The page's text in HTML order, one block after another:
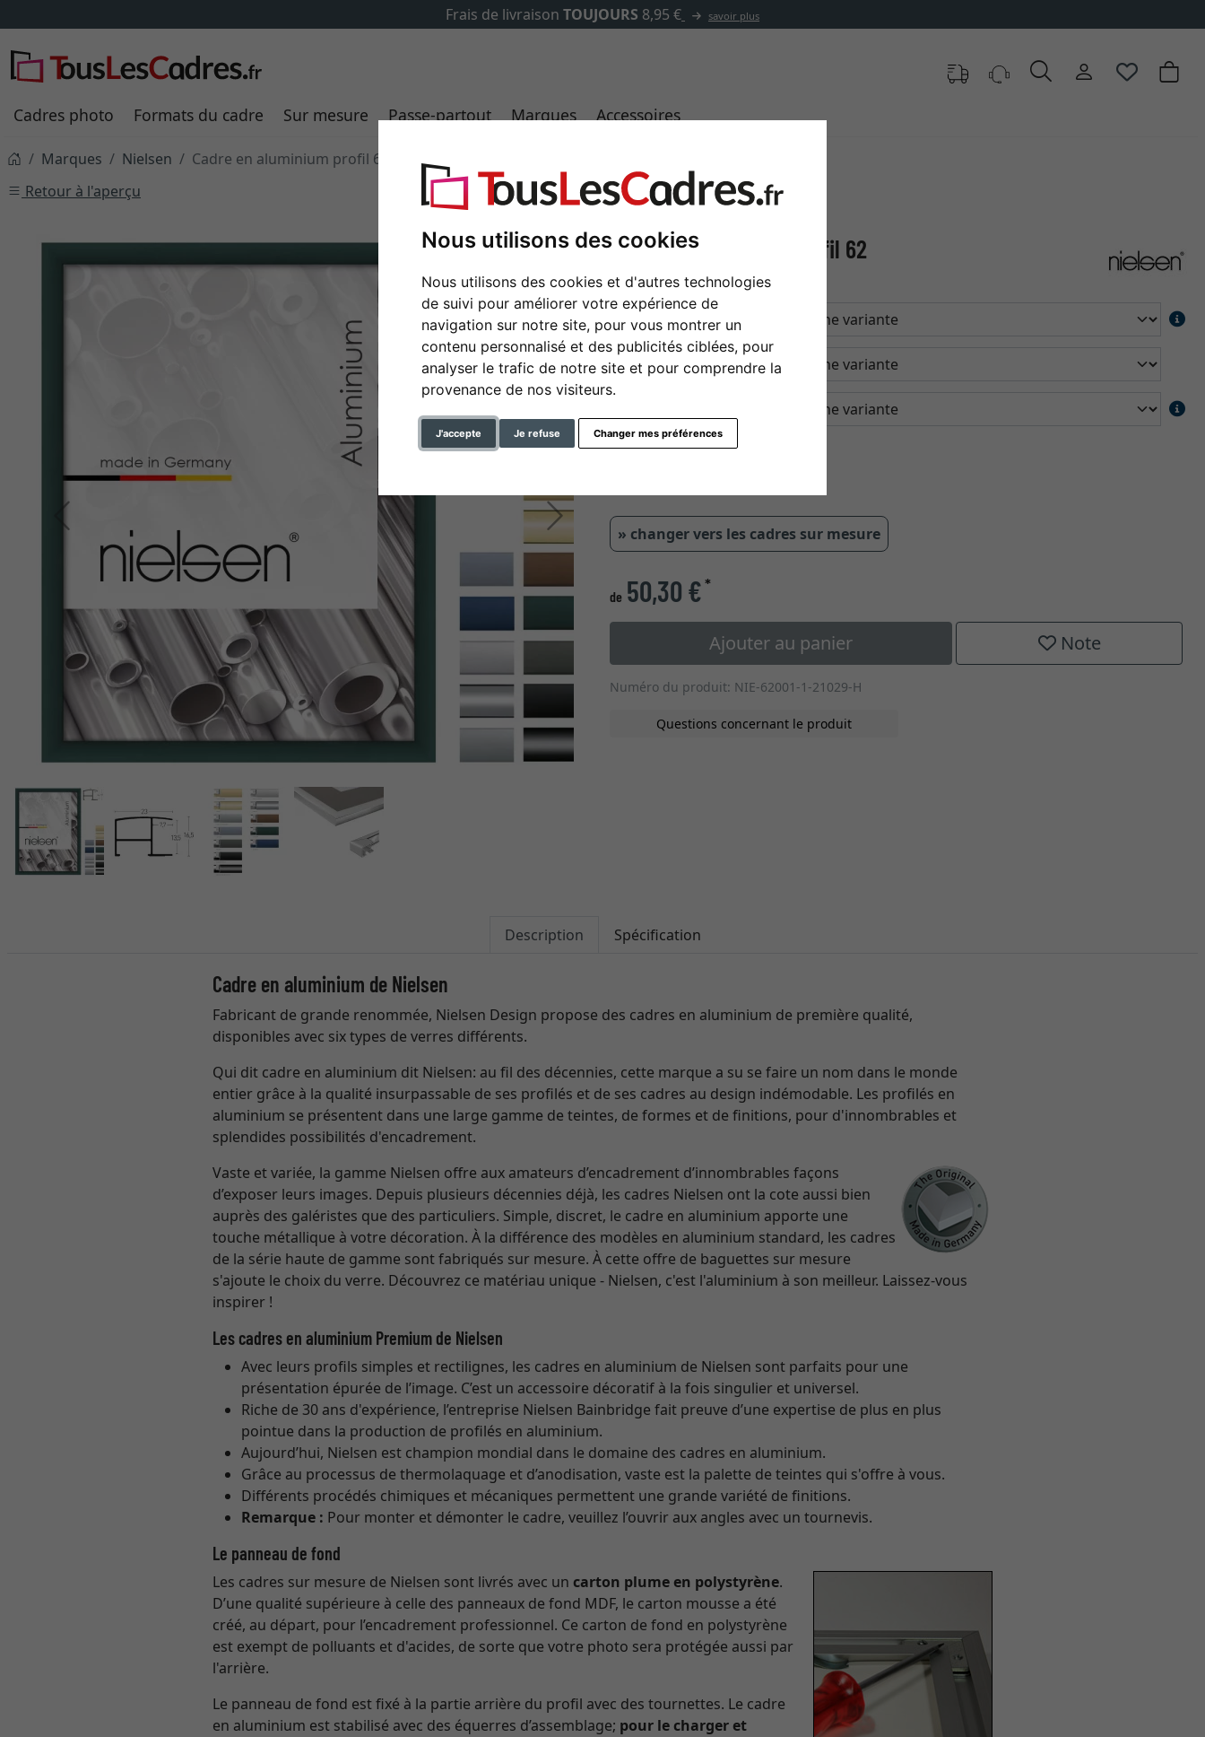
Nous utilisons des cookies
Nous utilisons des cookies et d'autres technologies
de suivi pour améliorer votre expérience de
navigation sur notre site, pour vous montrer un
contenu personnalisé et des publicités ciblées, pour
analyser le trafic de notre site et pour comprendre la
provenance de nos visiteurs.
J'accepte Je refuse Changer mes préférences
✓500 000 articles au choix
Cadres photo Formats du cadre Sur mesure Passe-partout Marques Accessoires
Marques Nielsen
Cadre en aluminium profil 62
Retour à l'aperçu
Retour Continuer
Cadre en aluminium profil 62
format
couleur
» changer vers les cadres sur mesure
de 50,30 €*
Ajouter au panier Note
Numéro du produit: NIE-62001-1-21029-H
Questions concernant le produit
Description Spécification
Cadre en aluminium de Nielsen
Fabricant de grande renommée, Nielsen Design propose des cadres en aluminium de première qualité,
disponibles avec six types de verres différents.
Qui dit cadre en aluminium dit Nielsen: au fil des décennies, cette marque a su se faire un nom dans le monde
entier grâce à la qualité insurpassable de ses profilés et de ses cadres au design indémodable. Les profilés en
aluminium se présentent dans une large gamme de teintes, de formes et de finitions, pour d'innombrables et
splendides possibilités d'encadrement.
Vaste et variée, la gamme Nielsen offre aux amateurs d’encadrement d’innombrables façons
d’exposer leurs images. Depuis plusieurs décennies déjà, les cadres Nielsen ont la cote aussi bien
auprès des galéristes que des particuliers. Simple, discret, le cadre en aluminium apporte une
touche métallique à votre décoration. À la différence des modèles en aluminium standard, les cadres
de la série haute de gamme sont fabriqués sur mesure. À cette offre de baguettes sur mesure
s'ajoute le choix du verre. Découvrez ce matériau unique - Nielsen, c'est l'aluminium à son meilleur. Laissez-vous
inspirer !
Les cadres en aluminium Premium de Nielsen
Avec leurs profils simples et rectilignes, les cadres en aluminium de Nielsen sont parfaits pour une
présentation épurée de l’image. C’est un accessoire décoratif à la fois singulier et universel.
Riche de 30 ans d'expérience, l’entreprise Nielsen Bainbridge fait preuve d’une expertise de plus en plus
pointue dans la production de profilés en aluminium.
Aujourd’hui, Nielsen est champion mondial dans le domaine des cadres en aluminium.
Grâce au processus de thermolaquage et d’anodisation, vaste est la palette de teintes qui s'offre à vous.
Différents procédés chimiques et mécaniques permettent une grande variété de finitions.
Remarque : Pour monter et démonter le cadre, veuillez l’ouvrir aux angles avec un tournevis.
Le panneau de fond
Les cadres sur mesure de Nielsen sont livrés avec un carton plume en polystyrène.
D’une qualité supérieure à celle des panneaux de fond MDF, le carton mousse a été
créé, au départ, pour l’encadrement professionnel. Ce carton de fond en polystyrène
est exempt de polluants et d'acides, de sorte que votre photo sera protégée aussi par
l'arrière.
Le panneau de fond est fixé à la partie arrière du profil avec des tournettes. Le cadre
en aluminium est stabilisé avec des équerres d’assemblage; pour le charger et